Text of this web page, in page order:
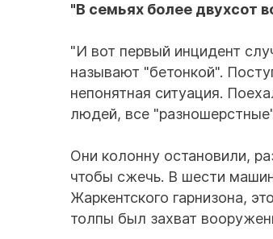
"В семьях более двухсот
"И вот первый инцидент
называют "бетонкой".
непонятная ситуация.
людей, все
Они колонну остановили,
чтобы сжечь. В шести
Жаркентского гарнизона,
толпы был захват